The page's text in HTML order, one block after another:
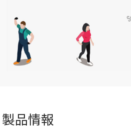
製品情報